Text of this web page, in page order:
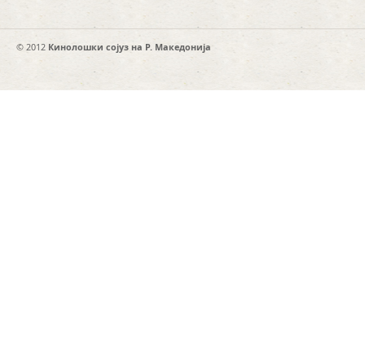
© 2012 Кинолошки сојуз на Р. Македонија